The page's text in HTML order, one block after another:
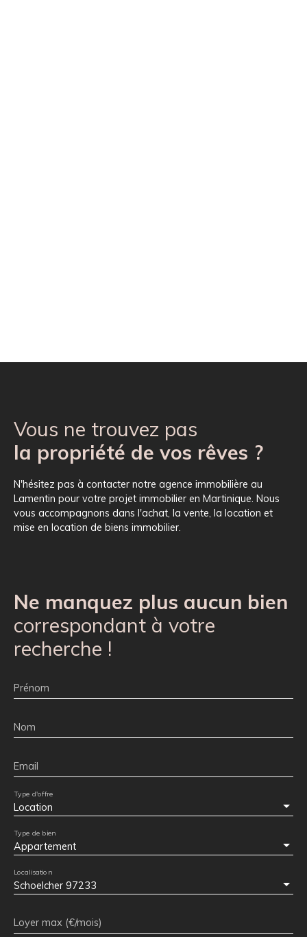
Vous ne trouvez pas
la propriété de vos rêves ?
N'hésitez pas à contacter notre agence immobilière au
Lamentin pour votre projet immobilier en Martinique. Nous
vous accompagnons dans l'achat, la vente, la location et
mise en location de biens immobilier.
Ne manquez plus aucun bien
correspondant à votre
recherche !
Prénom
Nom
Email
Location
Type d'offre
Appartement
Type de bien
Schoelcher 97233
Localisation
Loyer max (€/mois)